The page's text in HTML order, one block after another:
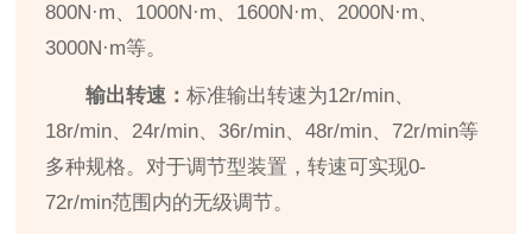
800N·m、1000N·m、1600N·m、2000N·m、
3000N·m等。
输出转速：标准输出转速为12r/min、
18r/min、24r/min、36r/min、48r/min、72r/min等
多种规格。对于调节型装置，转速可实现0-
72r/min范围内的无级调节。